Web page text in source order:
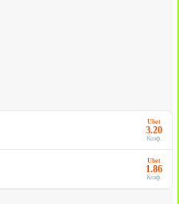
Ubet
3.20
Коэф.
Ubet
1.86
Коэф.